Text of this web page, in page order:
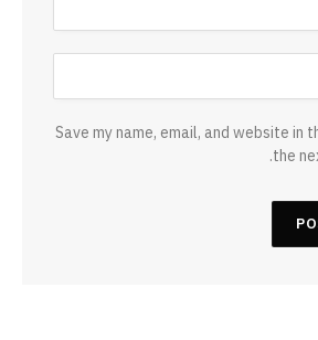
Save my name, email, and website in
the